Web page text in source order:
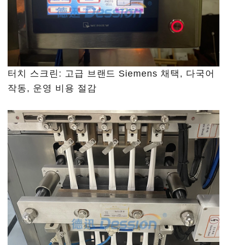
터치 스크린: 고급 브랜드 Siemens 채택, 다국어
작동, 운영 비용 절감